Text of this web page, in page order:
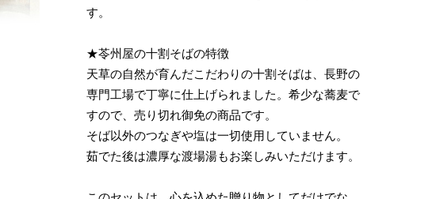
す。
★苓州屋の十割そばの特徴
天草の自然が育んだこだわりの十割そばは、長野の
専門工場で丁寧に仕上げられました。希少な蕎麦で
すので、売り切れ御免の商品です。
そば以外のつなぎや塩は一切使用していません。
茹でた後は濃厚な渡場湯もお楽しみいただけます。